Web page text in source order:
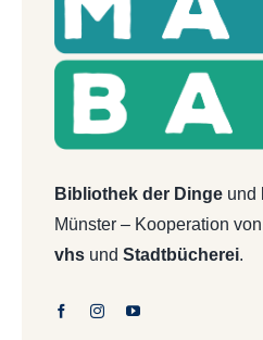
Bibliothek der Dingeund
Münster – Kooperation von
vhsund Stadtbücherei.